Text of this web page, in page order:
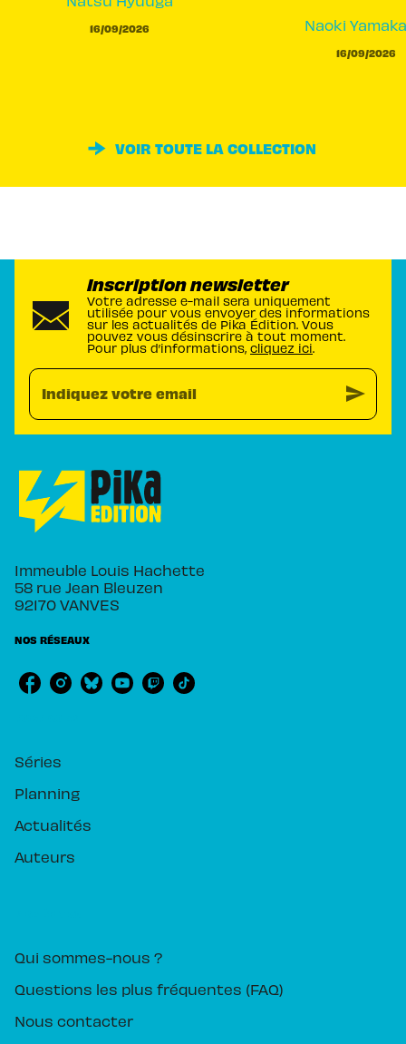
16/09/2026 Naoki
16/09/2026
VOIR TOUTE LA COLLECTION
Inscription newsletter
Votre adresse e-mail sera uniquement
utilisée pour vous envoyer des informations
sur les actualités de Pika Édition. Vous
pouvez vous désinscrire à tout moment.
Pour plus d’informations, cliquez ici.
Indiquez votre email send
Immeuble Louis Hachette
58 rue Jean Bleuzen
92170 VANVES
NOS RÉSEAUX
Séries
Planning
Actualités
Auteurs
Qui sommes-nous ?
Questions les plus fréquentes (FAQ)
Nous contacter